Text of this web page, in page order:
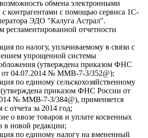
обмена электронными
с контрагентами с помощью сервиса 1С-
ЭДО "Калуга Астрал".
регламентированной отчетности
по налогу, уплачиваемому в связи с
упрощенной системы
(утверждена приказом ФНС
от 04.07.2014 № ММВ-7-3/352@);
по единому сельскохозяйственному
(утверждена приказом ФНС России от
№ ММВ-7-3/384@), применяется
с отчета за 2014 год;
о ввозе товаров и уплате косвенных
в новой редакции;
по единому налогу на вмененный